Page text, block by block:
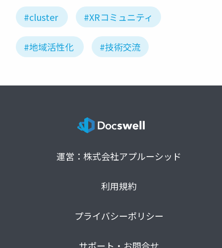
#cluster #XRコミュニティ
#地域活性化 #技術交流
運営：株式会社アプルーシッド
利用規約
プライバシーポリシー